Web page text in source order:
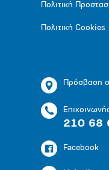
Πολιτική
Πολιτική Cookies
Πρόσβαση
210 68
Facebook